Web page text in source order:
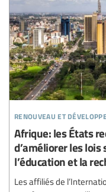
renouveau et
Afrique: les États
d’améliorer les
l’éducation et la
Les affiliés de